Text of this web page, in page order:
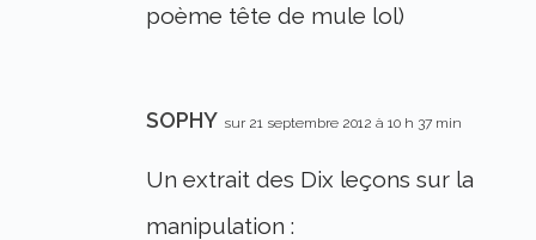
poème tête de mule lol)
SOPHY sur 21 septembre 2012 à 10 h 37 min
Un extrait des Dix leçons sur la
manipulation :